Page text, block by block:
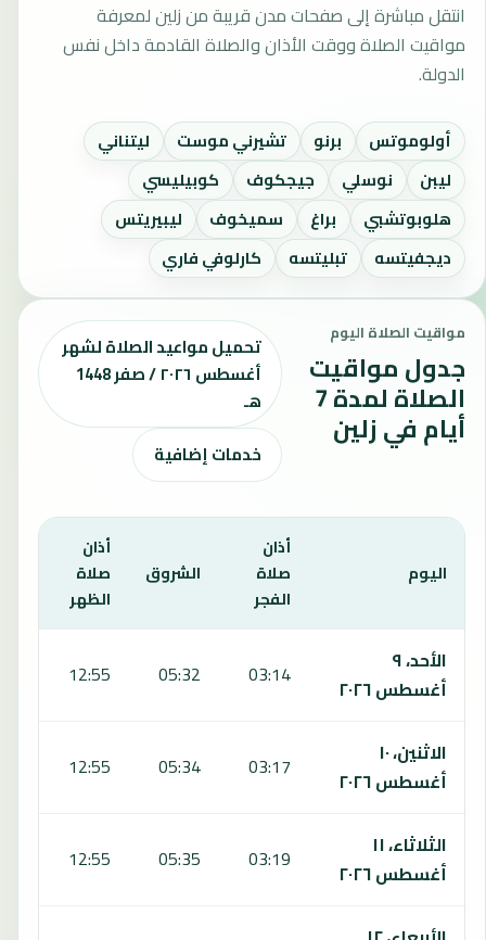
انتقل مباشرة إلى صفحات مدن قريبة من زلين لمعرفة
مواقيت الصلاة ووقت الأذان والصلاة القادمة داخل نفس
الدولة.
أولوموتس برنو تشيرني موست
ليتناني
ليبن
نوسلي جيجكوف
كوبيليسي
هلوبوتشبي
براغ سميخوف
ليبيريتس
ديجفيتسه
تبليتسه كارلوفي فاري
مواقيت الصلاة اليوم
جدول مواقيت
الصلاة لمدة 7
أيام في زلين
تحميل مواعيد الصلاة لشهر
أغسطس ٢٠٢٦ / صفر 1448
هـ
خدمات إضافية
اليوم
أذان
صلاة
الفجر
الشروق
أذان
صلاة
الظهر
الأحد، ٩
أغسطس ٢٠٢٦
03:14
05:32
12:55
الاثنين، ١٠
أغسطس ٢٠٢٦
03:17
05:34
12:55
الثلاثاء، ١١
أغسطس ٢٠٢٦
03:19
05:35
12:55